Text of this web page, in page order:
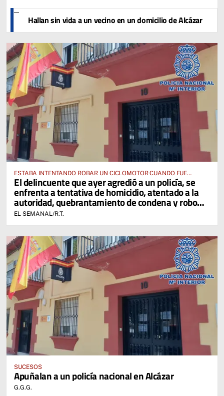
Hallan sin vida a un vecino en un domicilio de Alcázar
ESTABA INTENTANDO ROBAR UN CICLOMOTOR CUANDO FUE
SORPRENDIDO POR LA POLICÍA
El delincuente que ayer agredió a un policía, se
enfrenta a tentativa de homicidio, atentado a la
autoridad, quebrantamiento de condena y robo
con fuerza
EL SEMANAL/R.T.
SUCESOS
Apuñalan a un policía nacional en Alcázar
G.G.G.